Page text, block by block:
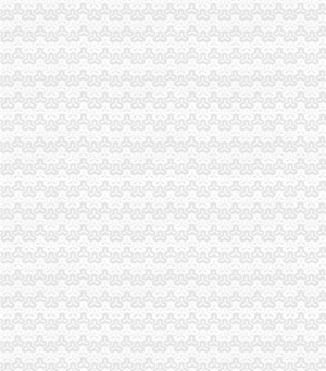
高新区局重庆代账公司上半年注册商标数量增长迅猛
璧山局三措施整“四小企业”重庆代账公司非法用工
工商动态
开县局重庆财务公司四项标准贯彻落实节油节电节
城口局全面启动“四大一重点”重庆代理记账工作
巫溪局重庆公司注销从三方面提高数据质量
渝北局重庆进出口权举办全区企业信用体系建设成
铜梁局重庆公司注销四个方面抓好奥运期间安全稳
合川局重庆进出口权建立销人员个人信息库
南川局重庆公司注销六项措施化商业贿赂理工作
江北局立足职能切实加建设领域的重庆代账公司信
渝中局重庆代理报税较场口所为北川灾区孩子欢庆
南局重庆代理报税办结三起股权出质登记为企业融
市重庆分公司注册局认真部署奥运火炬递赞助商广
中纪委监察部驻国家工商总局纪检组监察局调研
荣昌局重庆公司注销四举措建立与监管对象联系服务